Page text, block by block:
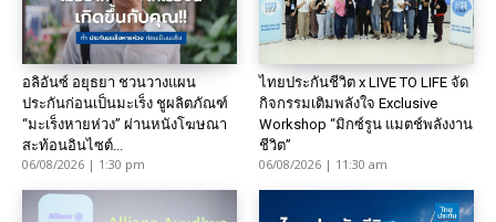
อลิอันซ์ อยุธยา ชวนวางแผน
ประกันก่อนเป็นมะเร็ง ชูผลิตภัณฑ์
“มะเร็งหายห่วง” ผ่านหนังโฆษณา
สะท้อนอินไซต์...
06/08/2026 | 1:30 pm
ไทยประกันชีวิต x LIVE TO LIFE จัด
กิจกรรมเติมพลังใจ Exclusive
Workshop “มิกซ์รูน แมตช์พลังงาน
ชีวิต”
06/08/2026 | 11:30 am